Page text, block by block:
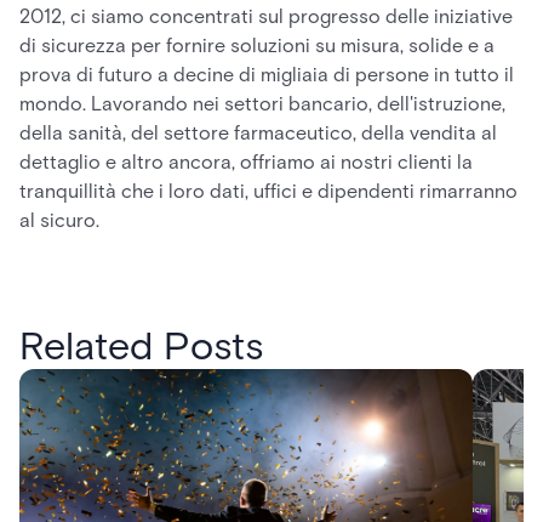
2012, ci siamo concentrati sul progresso delle iniziative
di sicurezza per fornire soluzioni su misura, solide e a
prova di futuro a decine di migliaia di persone in tutto il
mondo. Lavorando nei settori bancario, dell'istruzione,
della sanità, del settore farmaceutico, della vendita al
dettaglio e altro ancora, offriamo ai nostri clienti la
tranquillità che i loro dati, uffici e dipendenti rimarranno
al sicuro.
Related Posts